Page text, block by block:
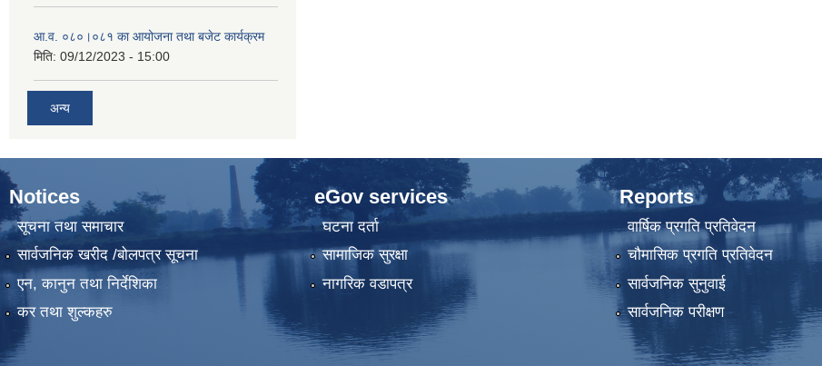
आ.व. ०८०।०८१ का आयोजना तथा बजेट कार्यक्रम
मिति: 09/12/2023 - 15:00
अन्य
Notices
सूचना तथा समाचार
सार्वजनिक खरीद /बोलपत्र सूचना
एन, कानुन तथा निर्देशिका
कर तथा शुल्कहरु
eGov services
घटना दर्ता
सामाजिक सुरक्षा
नागरिक वडापत्र
Reports
वार्षिक प्रगति प्रतिवेदन
चौमासिक प्रगति प्रतिवेदन
सार्वजनिक सुनुवाई
सार्वजनिक परीक्षण